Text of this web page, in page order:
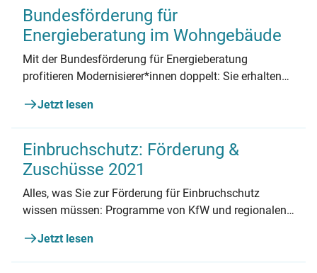
Bundesförderung für
Energieberatung im Wohngebäude
Mit der Bundesförderung für Energieberatung
profitieren Modernisierer*innen doppelt: Sie erhalten
erzielen die besten Ergebnisse für ihre Immobilie. So
funktioniert die Förderung.
Jetzt lesen
Einbruchschutz: Förderung &
Zuschüsse 2021
Alles, was Sie zur Förderung für Einbruchschutz
wissen müssen: Programme von KfW und regionalen
und mehr.
Jetzt lesen